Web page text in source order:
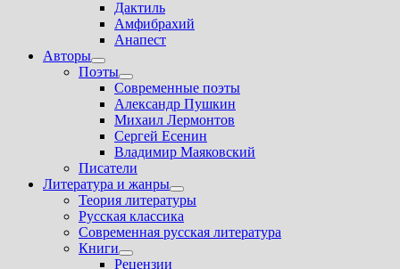
Дактиль
Амфибрахий
Анапест
Авторы
Показать
подменю
Поэты
Показать
подменю
Современные поэты
Александр Пушкин
Михаил Лермонтов
Сергей Есенин
Владимир Маяковский
Писатели
Литература и жанры
Показать
подменю
Теория литературы
Русская классика
Современная русская литература
Книги
Показать
Рецензии